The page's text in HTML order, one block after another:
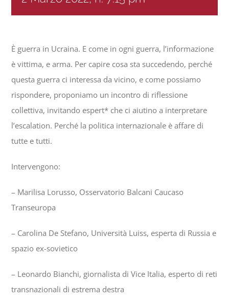
Notizie
Chi siamo
È guerra in Ucraina. E come in ogni guerra, l’informazione
è vittima, e arma. Per capire cosa sta succedendo, perché
questa guerra ci interessa da vicino, e come possiamo
rispondere, proponiamo un incontro di riflessione
collettiva, invitando espert* che ci aiutino a interpretare
l’escalation. Perché la politica internazionale è affare di
tutte e tutti.
Intervengono:
– Marilisa Lorusso, Osservatorio Balcani Caucaso
Transeuropa
– Carolina De Stefano, Università Luiss, esperta di Russia e
spazio ex-sovietico
– Leonardo Bianchi, giornalista di Vice Italia, esperto di reti
transnazionali di estrema destra